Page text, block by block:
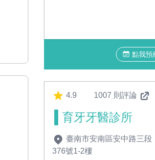
點我預
4.9 1007 則評論
育牙牙醫診所
臺南市安南區安中路三段
376號1-2樓